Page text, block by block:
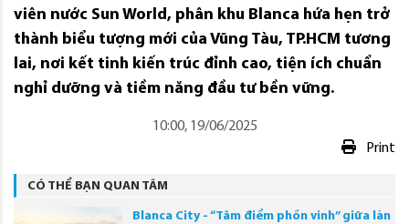
viên nước Sun World, phân khu Blanca hứa hẹn trở
thành biểu tượng mới của Vũng Tàu, TP.HCM tương
lai, nơi kết tinh kiến trúc đỉnh cao, tiện ích chuẩn
nghỉ dưỡng và tiềm năng đầu tư bền vững.
10:00, 19/06/2025
Print
CÓ THỂ BẠN QUAN TÂM
Blanca City - “Tâm điểm phồn vinh” giữa làn